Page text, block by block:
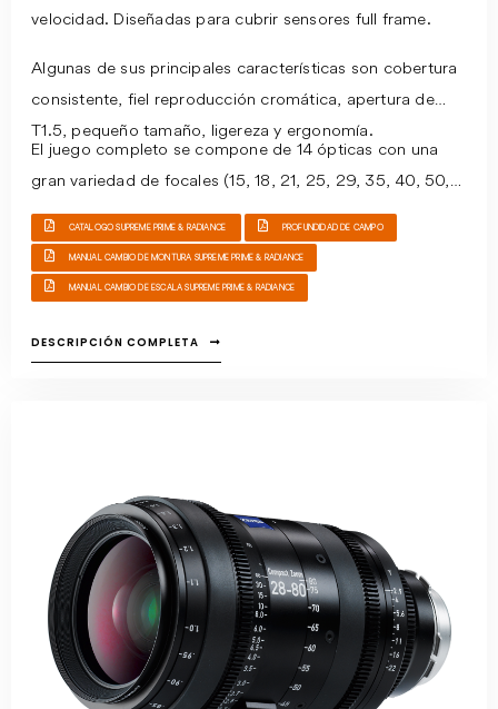
velocidad. Diseñadas para cubrir sensores full frame.
Algunas de sus principales características son cobertura
consistente, fiel reproducción cromática, apertura de
T1.5, pequeño tamaño, ligereza y ergonomía.
El juego completo se compone de 14 ópticas con una
gran variedad de focales (15, 18, 21, 25, 29, 35, 40, 50,
65, 85, 100, 135, 150 y 200 mm), mientras que el juego
completo de Supreme Prime Radiance se compone de 11
ópticas (18, 21, 25, 29, 35, 40, 50, 65, 85, 100 y 135
mm).
CATALOGO SUPREME PRIME & RADIANCE PROFUNDIDAD DE CAMPO
MANUAL CAMBIO DE MONTURA SUPREME PRIME & RADIANCE
MANUAL CAMBIO DE ESCALA SUPREME PRIME & RADIANCE
DESCRIPCIÓN COMPLETA